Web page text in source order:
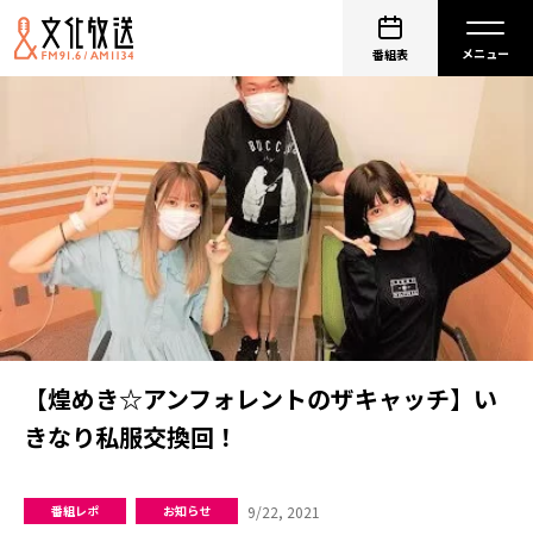
番組表
【煌めき☆アンフォレントのザキャッチ】い
きなり私服交換回！
番組レポ お知らせ 9/22, 2021